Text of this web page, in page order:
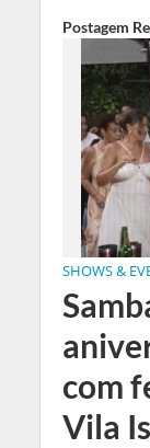
Postagem
SHOWS &
com
Vila